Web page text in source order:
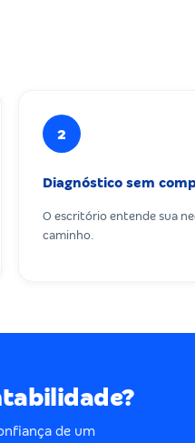
2
Diagnóstico sem
O escritório entende sua
caminho.
de um